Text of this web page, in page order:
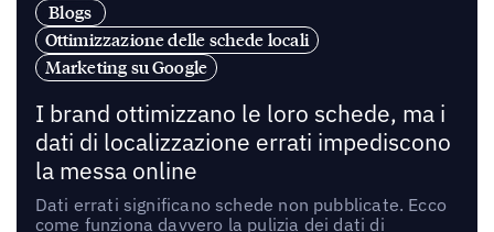
Blogs
Ottimizzazione delle schede locali
Marketing su Google
I brand ottimizzano le loro schede, ma i
dati di localizzazione errati impediscono
la messa online
Dati errati significano schede non pubblicate. Ecco
come funziona davvero la pulizia dei dati di